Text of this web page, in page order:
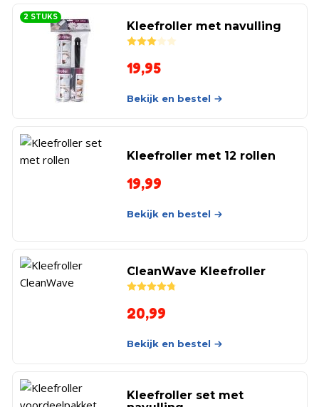
2 STUKS
Kleefroller met navulling
Rated
19,95
Bekijk en bestel
Kleefroller met 12 rollen
19,99
Bekijk en bestel
CleanWave Kleefroller
Rated
20,99
Bekijk en bestel
Kleefroller set met